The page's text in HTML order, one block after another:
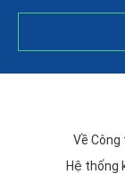
Về Công
Hệ thống